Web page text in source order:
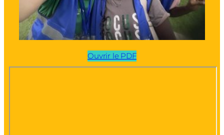
Ouvrir le PDF